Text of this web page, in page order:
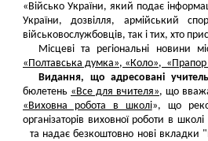
«Військо України, який подає
України, дозвілля, армійський
військовослужбовців, так і тих, хто
Місцеві та регіональні новини
«Полтавська думка», «Коло»,
Видання, що адресовані
бюлетень «Все для вчителя», що
«Виховна робота в школі», що
організаторів виховної роботи в
та надає безкоштовно нові вкладки